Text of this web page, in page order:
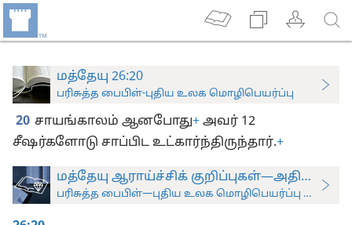
மத்தேயு 26:20
பரிசுத்த பைபிள்-புதிய உலக மொழிபெயர்ப்பு
20 சாயங்காலம் ஆனபோது+ அவர் 12
சீஷர்களோடு சாப்பிட உட்கார்ந்திருந்தார்.+
மத்தேயு ஆராய்ச்சிக் குறிப்புகள்—அதிகாரம்
பரிசுத்த பைபிள்—புதிய உலக மொழிபெயர்ப்பு